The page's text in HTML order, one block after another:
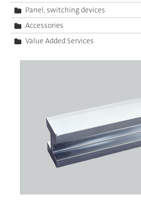
Panel, switching devices
Accessories
Value Added Services